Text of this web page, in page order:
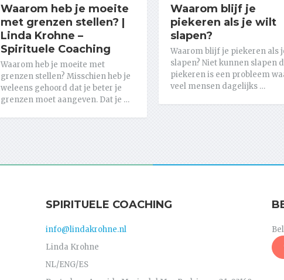
Waarom heb je moeite
met grenzen stellen? |
Linda Krohne –
Spirituele Coaching
Waarom heb je moeite met
grenzen stellen? Misschien heb je
weleens gehoord dat je beter je
grenzen moet aangeven. Dat je …
Waarom blijf je
piekeren als je wilt
slapen?
Waarom blijf je piekeren als
slapen? Niet kunnen slapen
piekeren is een probleem
veel mensen dagelijks …
SPIRITUELE COACHING
info@lindakrohne.nl
Linda Krohne
NL/ENG/ES